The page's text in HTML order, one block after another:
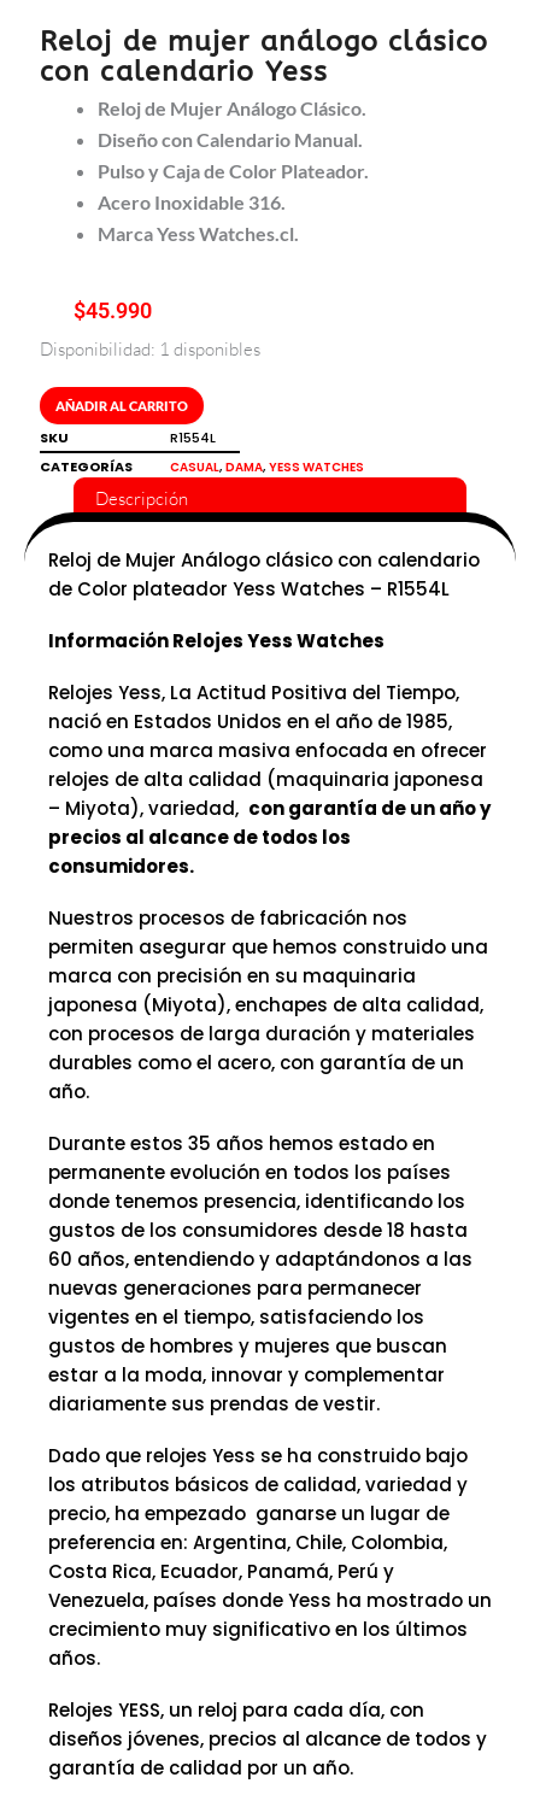
Reloj de mujer análogo clásico
con calendario Yess
Reloj de Mujer Análogo Clásico.
Diseño con Calendario Manual.
Pulso y Caja de Color Plateador.
Acero Inoxidable 316.
Marca Yess Watches.cl.
$45.990
Disponibilidad: 1 disponibles
Reloj
mujer
análogo
clásico
con
calendario
Yess
cantidad
AÑADIR AL CARRITO
SKU
R1554L
CATEGORÍAS
CASUAL, DAMA, YESS WATCHES
Descripción
Reloj de Mujer Análogo clásico con calendario
de Color plateador Yess Watches – R1554L
Información Relojes Yess Watches
Relojes Yess, La Actitud Positiva del Tiempo,
nació en Estados Unidos en el año de 1985,
como una marca masiva enfocada en ofrecer
relojes de alta calidad (maquinaria japonesa
– Miyota), variedad, con garantía de un año y
precios al alcance de todos los
consumidores.
Nuestros procesos de fabricación nos
permiten asegurar que hemos construido una
marca con precisión en su maquinaria
japonesa (Miyota), enchapes de alta calidad,
con procesos de larga duración y materiales
durables como el acero, con garantía de un
año.
Durante estos 35 años hemos estado en
permanente evolución en todos los países
donde tenemos presencia, identificando los
gustos de los consumidores desde 18 hasta
60 años, entendiendo y adaptándonos a las
nuevas generaciones para permanecer
vigentes en el tiempo, satisfaciendo los
gustos de hombres y mujeres que buscan
estar a la moda, innovar y complementar
diariamente sus prendas de vestir.
Dado que relojes Yess se ha construido bajo
los atributos básicos de calidad, variedad y
precio, ha empezado ganarse un lugar de
preferencia en: Argentina, Chile, Colombia,
Costa Rica, Ecuador, Panamá, Perú y
Venezuela, países donde Yess ha mostrado un
crecimiento muy significativo en los últimos
años.
Relojes YESS, un reloj para cada día, con
diseños jóvenes, precios al alcance de todos y
garantía de calidad por un año.